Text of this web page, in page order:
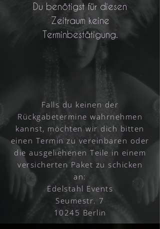
Du benötigst für diesen
Zeitraum keine
Terminbestätigung.
Falls du keinen der
Rückgabetermine wahrnehmen
kannst, möchten wir dich bitten
einen Termin zu vereinbaren oder
die ausgeliehenen Teile in einem
versicherten Paket zu schicken
an:
Edelstahl Events
Seumestr. 7
10245 Berlin